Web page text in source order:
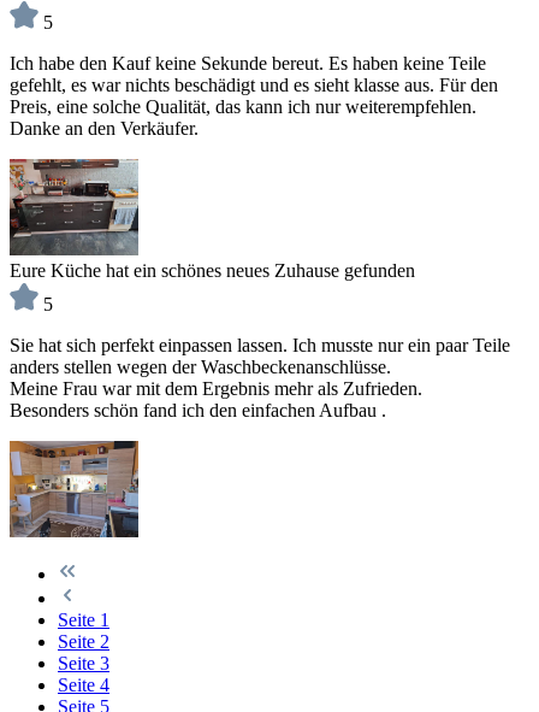
5
Ich habe den Kauf keine Sekunde bereut. Es haben keine Teile
gefehlt, es war nichts beschädigt und es sieht klasse aus. Für den
Preis, eine solche Qualität, das kann ich nur weiterempfehlen.
Danke an den Verkäufer.
Eure Küche hat ein schönes neues Zuhause gefunden
5
Sie hat sich perfekt einpassen lassen. Ich musste nur ein paar Teile
anders stellen wegen der Waschbeckenanschlüsse.
Meine Frau war mit dem Ergebnis mehr als Zufrieden.
Besonders schön fand ich den einfachen Aufbau .
Seite 1
Seite 2
Seite 3
Seite 4
Seite 5